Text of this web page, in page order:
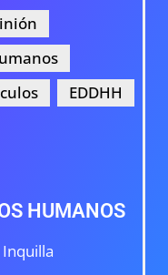
EDDHH
HUMANOS